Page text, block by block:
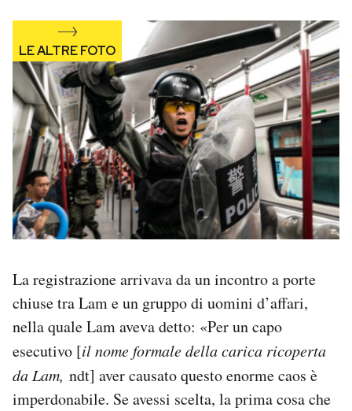
La registrazione arrivava da un incontro a porte
chiuse tra Lam e un gruppo di uomini d’affari,
nella quale Lam aveva detto: «Per un capo
esecutivo [il nome formale della carica ricoperta
da Lam, ndt] aver causato questo enorme caos è
imperdonabile. Se avessi scelta, la prima cosa che